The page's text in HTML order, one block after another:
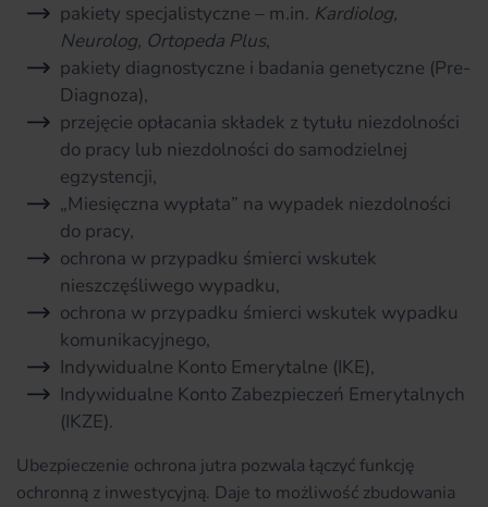
pakiety specjalistyczne – m.in. Kardiolog,
Neurolog, Ortopeda Plus,
pakiety diagnostyczne i badania genetyczne (Pre-
Diagnoza),
przejęcie opłacania składek z tytułu niezdolności
do pracy lub niezdolności do samodzielnej
egzystencji,
„Miesięczna wypłata” na wypadek niezdolności
do pracy,
ochrona w przypadku śmierci wskutek
nieszczęśliwego wypadku,
ochrona w przypadku śmierci wskutek wypadku
komunikacyjnego,
Indywidualne Konto Emerytalne (IKE),
Indywidualne Konto Zabezpieczeń Emerytalnych
(IKZE).
Ubezpieczenie ochrona jutra pozwala łączyć funkcję
ochronną z inwestycyjną. Daje to możliwość zbudowania